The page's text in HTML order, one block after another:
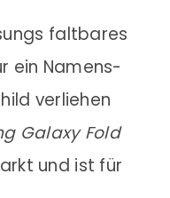
faltbares
ein Namens-
verliehen
Galaxy Fold
und ist für